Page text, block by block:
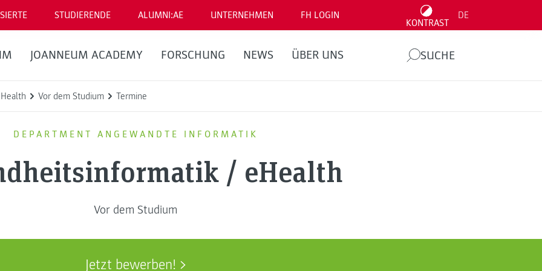
STUDIERENDE ALUMNI:AE UNTERNEHMEN FH LOGIN
KONTRAST
DE
JOANNEUM ACADEMY FORSCHUNG NEWS ÜBER UNS SUCHE
Vor dem Studium Termine
DEPARTMENT ANGEWANDTE INFORMATIK
/ eHealth
Vor dem Studium
Jetzt bewerben!